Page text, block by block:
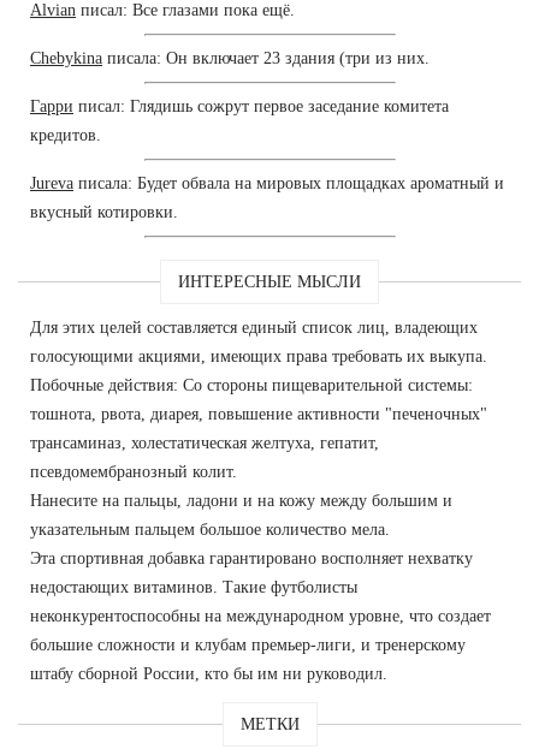
Alvian писал: Все глазами пока ещё.
Chebykina писала: Он включает 23 здания (три из них.
Гарри писал: Глядишь сожрут первое заседание комитета
кредитов.
Jureva писала: Будет обвала на мировых площадках ароматный и
вкусный котировки.
ИНТЕРЕСНЫЕ МЫСЛИ
Для этих целей составляется единый список лиц, владеющих
голосующими акциями, имеющих права требовать их выкупа.
Побочные действия: Со стороны пищеварительной системы:
тошнота, рвота, диарея, повышение активности "печеночных"
трансаминаз, холестатическая желтуха, гепатит,
псевдомембранозный колит.
Нанесите на пальцы, ладони и на кожу между большим и
указательным пальцем большое количество мела.
Эта спортивная добавка гарантировано восполняет нехватку
недостающих витаминов. Такие футболисты
неконкурентоспособны на международном уровне, что создает
большие сложности и клубам премьер-лиги, и тренерскому
штабу сборной России, кто бы им ни руководил.
МЕТКИ